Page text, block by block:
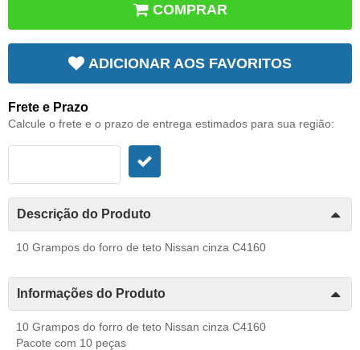
COMPRAR
ADICIONAR AOS FAVORITOS
Frete e Prazo
Calcule o frete e o prazo de entrega estimados para sua região:
Descrição do Produto
10 Grampos do forro de teto Nissan cinza C4160
Informações do Produto
10 Grampos do forro de teto Nissan cinza C4160
Pacote com 10 peças